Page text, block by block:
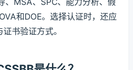
和DOE。选择认证时，还应
书验证方式。